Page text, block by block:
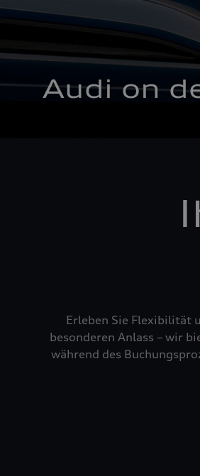
Audi on
Erleben Sie Flexibilität
besonderen Anlass – wir
während des